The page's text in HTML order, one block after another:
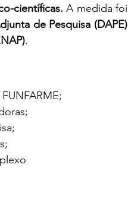
científicas. A medida foi
.